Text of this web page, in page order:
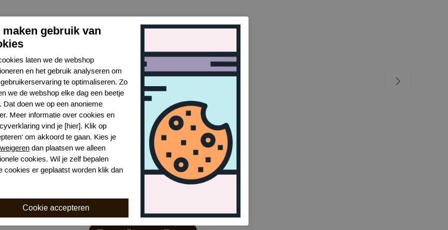
gebruik van
laten we de webshop
en het gebruik analyseren om
te optimaliseren. Zo
we de webshop elke dag een beetje
Dat doen we op een anonieme
Meer informatie over cookies en
vind je [hier]. Klik op
om akkoord te gaan. Kies je
weigeren dan plaatsen we alleen
cookies. Wil je zelf bepalen
cookies er geplaatst worden klik dan